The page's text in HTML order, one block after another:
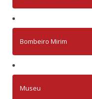
Bombeiro Mirim
Museu